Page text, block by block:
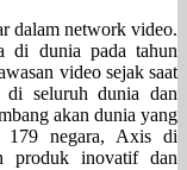
dalam network video.
di dunia pada tahun
video sejak saat
di seluruh dunia dan
akan dunia yang
179 negara, Axis di
produk inovatif dan